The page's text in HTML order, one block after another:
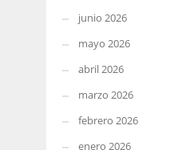
junio 2026
mayo 2026
abril 2026
marzo 2026
febrero 2026
enero 2026